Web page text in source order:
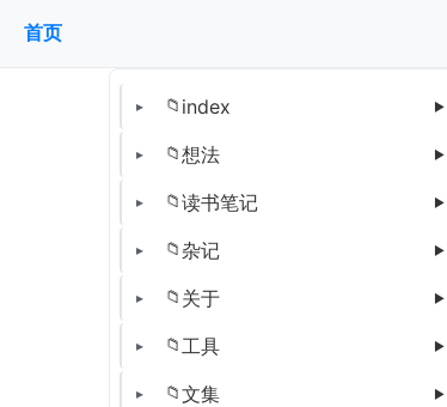
首页
index
想法
读书笔记
杂记
关于
工具
文集